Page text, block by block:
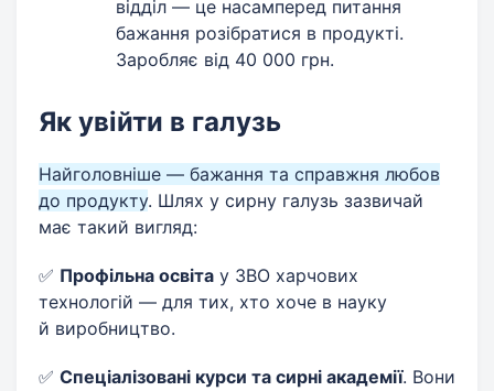
відділ — це насамперед питання
бажання розібратися в продукті.
Заробляє від 40 000 грн.
Як увійти в галузь
Найголовніше — бажання та справжня любов
до продукту. Шлях у сирну галузь зазвичай
має такий вигляд:
✅ Профільна освіта у ЗВО харчових
технологій — для тих, хто хоче в науку
й виробництво.
✅ Спеціалізовані курси та сирні академії. Вони